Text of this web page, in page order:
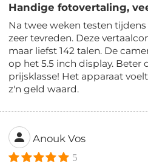
Handige fotovertaling,
Na twee weken testen
zeer tevreden. Deze
maar liefst 142 talen. De
op het 5.5 inch display. Beter
prijsklasse! Het apparaat
z'n geld waard.
Anouk Vos
5